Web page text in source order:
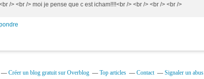
/> <br /> moi je pense que c est icham!!!!<br /> <br /> <br /> <br />
Créer un blog gratuit sur Overblog Top articles Contact Signaler un abus